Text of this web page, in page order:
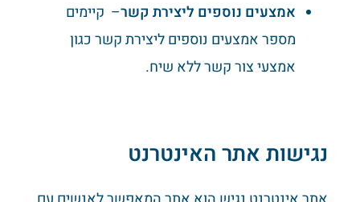
אמצעים נוספים ליצירת קשר– קיימים
מספר אמצעים נוספים ליצירת קשר כגון
אמצעי צור קשר ללא שיח.
נגישות אתר האינטרנט